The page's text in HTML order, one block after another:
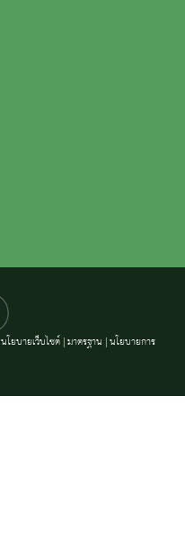
นโยบายเว็บไซต์|มาตรฐาน |นโยบายการ